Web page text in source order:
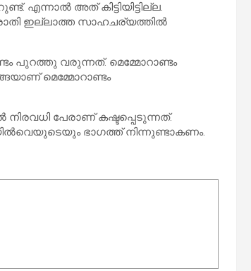
എന്നാല്‍ അത് കിട്ടിയിട്ടില്ല.
ഇല്ലാത്ത സാഹചര്യത്തില്‍
പുറത്തു വരുന്നത്. മെമ്മോറാണ്ടം
മെമ്മോറാണ്ടം
പേരാണ് കഷ്ടപ്പെടുന്നത്.
ഭാഗത്ത് നിന്നുണ്ടാകണം.